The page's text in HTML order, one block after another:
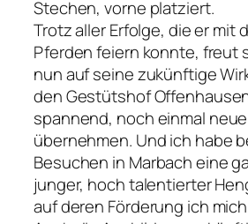
Stechen, vorne platziert.
Trotz aller Erfolge, die er mit
Pferden feiern konnte, freut
nun auf seine zukünftige
den Gestütshof
spannend, noch einmal
übernehmen. Und ich habe
Besuchen in Marbach eine
junger, hoch talentierter
auf deren Förderung ich